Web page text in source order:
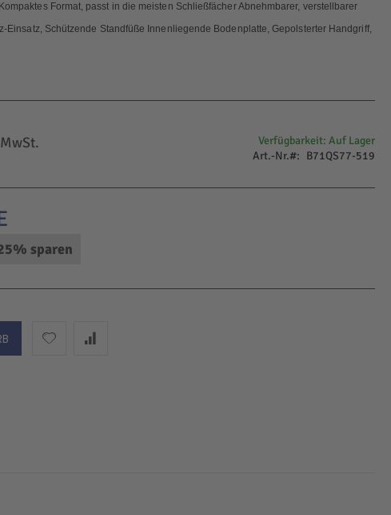
Format, passt in die meisten Schließfächer Abnehmbarer, verstellbarer
Einsatz, Schützende Standfüße Innenliegende Bodenplatte, Gepolsterter Handgriff,
Verfügbarkeit: Auf Lager
Art.-Nr.
B71QS77-519
% sparen